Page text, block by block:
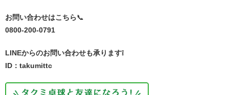
お問い合わせはこちら📞
0800-200-0791
LINEからのお問い合わせも承ります❕
ID：takumittc